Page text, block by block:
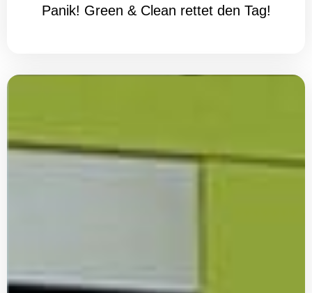
Panik! Green & Clean rettet den Tag!